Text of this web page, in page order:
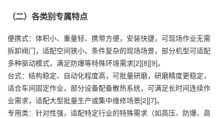
（二）各类别专属特点
便携式：体积小、重量轻、携带方便，安装快捷，可现场作业无需
拆卸阀门，适配空间狭小、条件复杂的现场场景，部分机型可适配
多种驱动模式，满足防爆等特殊环境需求[2][8][9]。
台式：结构稳定、自动化程度高，可批量研磨，研磨精度更稳定，
适合车间固定作业，部分设备配备散热系统，可满足长时间连续作
业需求，适配大型批量生产或集中维修场景[2][7]。
专用类：针对性强，适配特定行业的特殊需求（如高压、防爆、高